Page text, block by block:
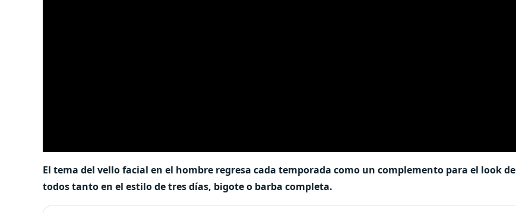
El tema del vello facial en el hombre regresa cada temporada como un complemento para el look de
todos tanto en el estilo de tres días, bigote o barba completa.